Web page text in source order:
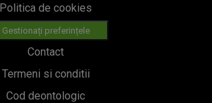
Politica de cookies
Gestionați preferințele
Contact
Termeni si conditii
Cod deontologic